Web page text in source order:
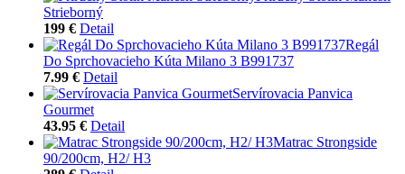
Strieborný
199 € Detail
Regál
Do Sprchovacieho Kúta Milano 3 B991737
7.99 € Detail
Servírovacia Panvica
Gourmet
43.95 € Detail
Matrac Strongside
90/200cm, H2/ H3